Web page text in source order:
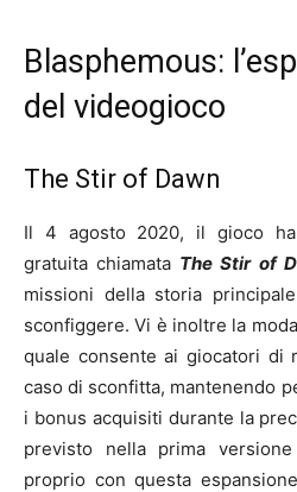
Blasphemous:
del videogioco
The Stir of Dawn
Il 4 agosto 2020, il gioco ha
gratuita chiamata The Stir of
missioni della storia
sconfiggere. Vi è inoltre la
quale consente ai giocatori di
caso di sconfitta, mantenendo
i bonus acquisiti durante la
previsto nella prima
proprio con questa